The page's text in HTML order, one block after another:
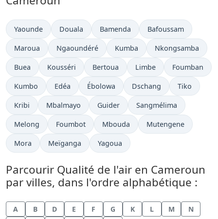
Yaounde Douala Bamenda Bafoussam
Maroua Ngaoundéré Kumba Nkongsamba
Buea Kousséri Bertoua Limbe Foumban
Kumbo Edéa Ébolowa Dschang Tiko
Kribi Mbalmayo Guider Sangmélima
Melong Foumbot Mbouda Mutengene
Mora Meïganga Yagoua
Parcourir Qualité de l'air en Cameroun
par villes, dans l'ordre alphabétique :
A B D E F G K L M
N